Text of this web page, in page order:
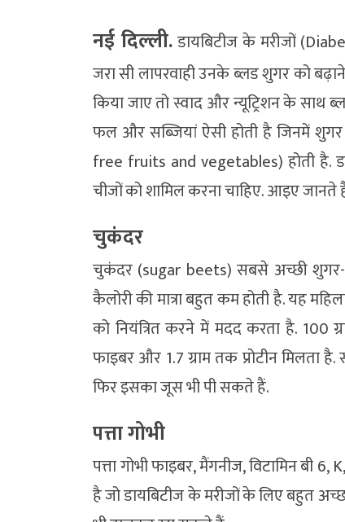
नई दिल्ली.डायबिटीज के मरीजों
जरा सी लापरवाही उनके ब्लड शुगर को
किया जाए तो स्वाद और न्यूट्रिशन के
फल और सब्जियां ऐसी होती है जिनमें शुगर
free fruits and vegetables) होती है.
चीजों को शामिल करना चाहिए. आइए जानते
चुकंदर
चुकंदर (sugar beets) सबसे अच्छी
कैलोरी की मात्रा बहुत कम होती है. यह
को नियंत्रित करने में मदद करता है. 100
फाइबर और 1.7 ग्राम तक प्रोटीन
फिर इसका जूस भी पी सकते हैं.
पत्ता गोभी
पत्ता गोभी फाइबर, मैंगनीज, विटामिन बी
है जो डायबिटीज के मरीजों के लिए बहुत